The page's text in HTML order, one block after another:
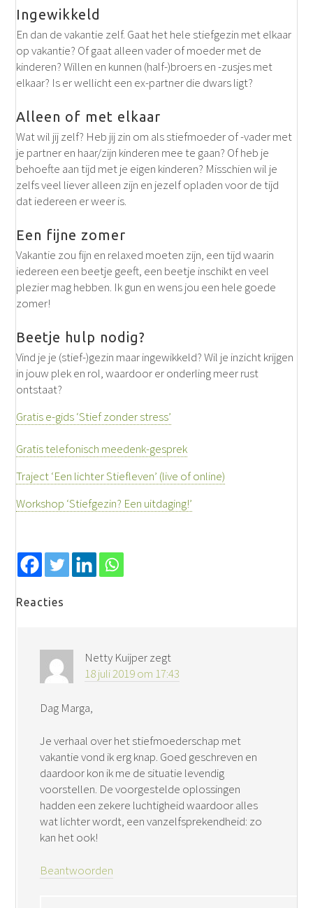
Ingewikkeld
En dan de vakantie zelf. Gaat het hele stiefgezin met elkaar
op vakantie? Of gaat alleen vader of moeder met de
kinderen? Willen en kunnen (half-)broers en -zusjes met
elkaar? Is er wellicht een ex-partner die dwars ligt?
Alleen of met elkaar
Wat wil jij zelf? Heb jij zin om als stiefmoeder of -vader met
je partner en haar/zijn kinderen mee te gaan? Of heb je
behoefte aan tijd met je eigen kinderen? Misschien wil je
zelfs veel liever alleen zijn en jezelf opladen voor de tijd
dat iedereen er weer is.
Een fijne zomer
Vakantie zou fijn en relaxed moeten zijn, een tijd waarin
iedereen een beetje geeft, een beetje inschikt en veel
plezier mag hebben. Ik gun en wens jou een hele goede
zomer!
Beetje hulp nodig?
Vind je je (stief-)gezin maar ingewikkeld? Wil je inzicht krijgen
in jouw plek en rol, waardoor er onderling meer rust
ontstaat?
Gratis e-gids ‘Stief zonder stress’
Gratis telefonisch meedenk-gesprek
Traject ‘Een lichter Stiefleven’ (live of online)
Workshop ‘Stiefgezin? Een uitdaging!’
Reacties
Netty Kuijperzegt
18 juli 2019 om 17:43
Dag Marga,
Je verhaal over het stiefmoederschap met
vakantie vond ik erg knap. Goed geschreven en
daardoor kon ik me de situatie levendig
voorstellen. De voorgestelde oplossingen
hadden een zekere luchtigheid waardoor alles
wat lichter wordt, een vanzelfsprekendheid: zo
kan het ook!
Beantwoorden